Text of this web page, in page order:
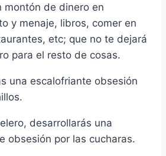
montón de dinero en
y menaje, libros, comer en
etc; que no te dejará
para el resto de cosas.
una escalofriante obsesión
desarrollarás una
obsesión por las cucharas.